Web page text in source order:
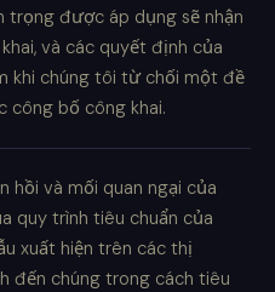
trọng được áp dụng sẽ nhận
và các quyết định của
khi chúng tôi từ chối một đề
bố công khai.
hồi và mối quan ngại của
quy trình tiêu chuẩn của
xuất hiện trên các thị
đến chúng trong cách tiêu